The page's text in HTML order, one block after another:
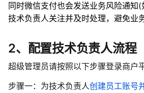
同时微信支付也会发送业务风险通知
技术负责人关注并及时处理，避免业
2、配置技术负责人流程
超级管理员请按照以下步骤登录商户
步骤一：为技术负责人创建员工账号